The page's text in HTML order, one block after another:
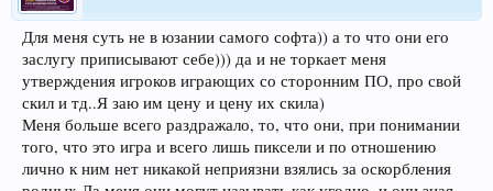
Для меня суть не в юзании самого софта)) а то что они его
заслугу приписывают себе))) да и не торкает меня
утверждения игроков играющих со сторонним ПО, про свой
скил и тд..Я заю им цену и цену их скила)
Меня больше всего раздражало, то, что они, при понимании
того, что это игра и всего лишь пиксели и по отношению
лично к ним нет никакой неприязни взялись за оскорбления